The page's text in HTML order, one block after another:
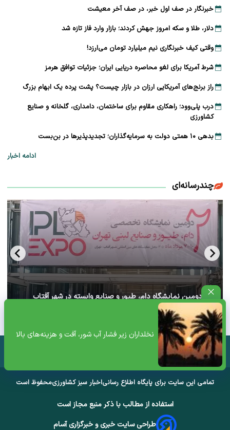
نخلداران زیر فشار آب شور، آفت و هزینه‌های بالا
خبرنگار در صف اول خبر، در صف آخر معیشت
دلار، طلا و سکه امروز جهش کردند؛ بازار وارد فاز تازه شد
وقتی کیف خبرنگاری نیم میلیارد تومان می‌ارزد!
شرط آمریکا برای لغو محاصره دریایی ایران؛ جزئیات توافق هرمز
راز برنج‌های آمریکایی ارزان در بازار چیست؟ پشت پرده یک ابهام بزرگ
درب پلی‌وود؛ راهکاری مقاوم برای ساختمان، دامداری، گلخانه و صنایع
کشاورزی
بدهی ۱۰ همتی دولت به سرمایه‌گذاران؛ تجدیدپذیرها در بن‌بست
ادامه اخبار
چندرسانه‌ای
آغاز دومین نمایشگاه دام، طیور و صنایع وابسته در شهر آفتاب
تهران+ ویدئو
تمامی این سایت برای پایگاه اطلاع رسانیاخبار سبز کشاورزیمحفوظ است
استفاده از مطالب با ذکر منبع مجاز است
طراحی سایت خبری و خبرگزاری آسام